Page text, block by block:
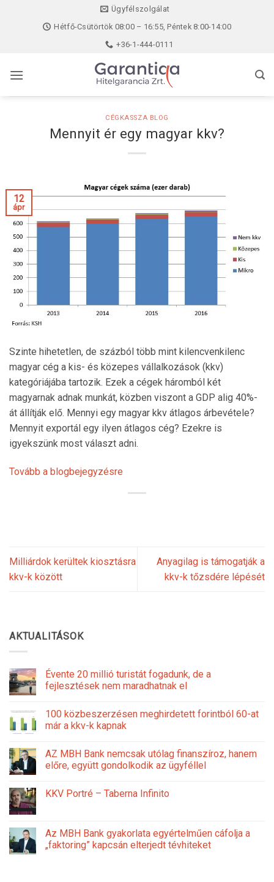
Ügyfélszolgálat
Hétfő-Csütörtök 08:00 – 16:55, Péntek 8:00-14:00
+36-1-444-0111
CÉGKASSZA BLOG
Mennyit ér egy magyar kkv?
12
ápr
Szinte hihetetlen, de százból több mint kilencvenkilenc
magyar cég a kis- és közepes vállalkozások (kkv)
kategóriájába tartozik. Ezek a cégek háromból két
magyarnak adnak munkát, közben viszont a GDP alig 40%-
át állítják elő. Mennyi egy magyar kkv átlagos árbevétele?
Mennyit exportál egy ilyen átlagos cég? Ezekre is
igyekszünk most választ adni.
Tovább a blogbejegyzésre
Milliárdok kerültek kiosztásra
kkv-k között
Anyagilag is támogatják a
kkv-k tőzsdére lépését
AKTUALITÁSOK
Évente 20 millió turistát fogadunk, de a
fejlesztések nem maradhatnak el
100 közbeszerzésen meghirdetett forintból 60-at
már a kkv-k kapnak
AZ MBH Bank nemcsak utólag finanszíroz, hanem
előre, együtt gondolkodik az ügyféllel
KKV Portré – Taberna Infinito
Az MBH Bank gyakorlata egyértelműen cáfolja a
„faktoring” kapcsán elterjedt tévhiteket